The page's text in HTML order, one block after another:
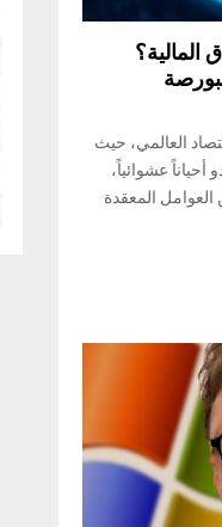
المالية؟
العالمي، حيث
عشوائياً،
المعقدة